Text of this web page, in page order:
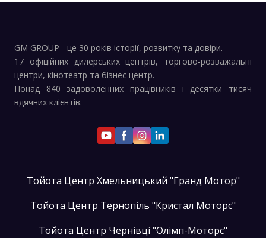
GM GROUP - це 30 років історії, розвитку та довіри.
17 офіційних дилерських центрів, торгово-розважальні
центри, кінотеатр та бізнес центр.
Понад 840 задоволенних працівників і десятки тисяч
вдячних клієнтів.
Тойота Центр Хмельницький "Гранд Мотор"
Тойота Центр Тернопіль "Кристал Моторс"
Тойота Центр Чернівці "Олімп-Моторс"